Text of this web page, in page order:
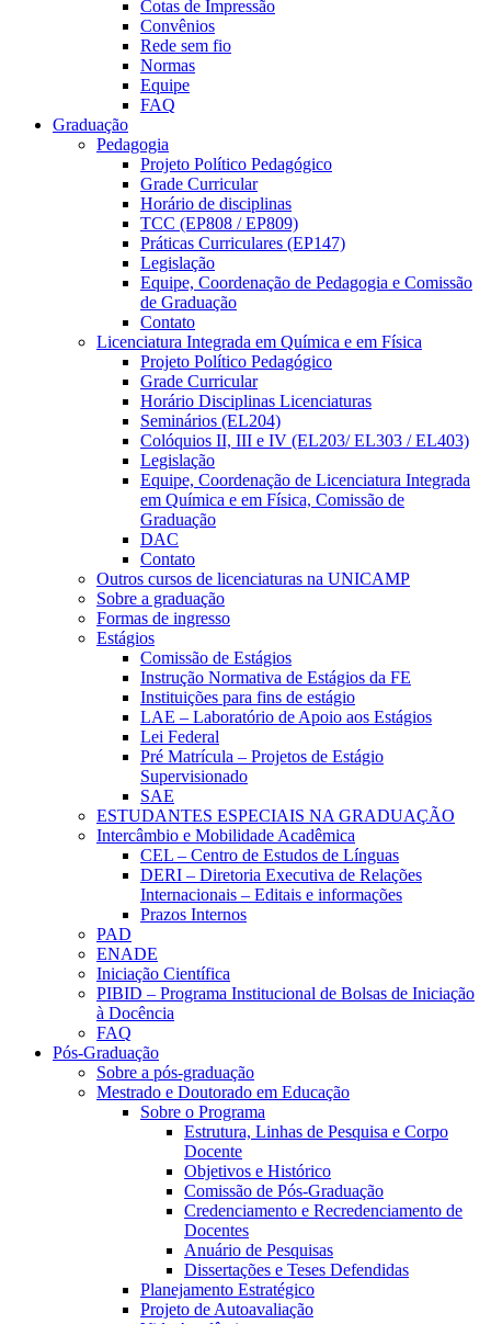
Cotas de Impressão
Convênios
Rede sem fio
Normas
Equipe
FAQ
Graduação
Pedagogia
Projeto Político Pedagógico
Grade Curricular
Horário de disciplinas
TCC (EP808 / EP809)
Práticas Curriculares (EP147)
Legislação
Equipe, Coordenação de Pedagogia e Comissão
de Graduação
Contato
Licenciatura Integrada em Química e em Física
Projeto Político Pedagógico
Grade Curricular
Horário Disciplinas Licenciaturas
Seminários (EL204)
Colóquios II, III e IV (EL203/ EL303 / EL403)
Legislação
Equipe, Coordenação de Licenciatura Integrada
em Química e em Física, Comissão de
Graduação
DAC
Contato
Outros cursos de licenciaturas na UNICAMP
Sobre a graduação
Formas de ingresso
Estágios
Comissão de Estágios
Instrução Normativa de Estágios da FE
Instituições para fins de estágio
LAE – Laboratório de Apoio aos Estágios
Lei Federal
Pré Matrícula – Projetos de Estágio
Supervisionado
SAE
ESTUDANTES ESPECIAIS NA GRADUAÇÃO
Intercâmbio e Mobilidade Acadêmica
CEL – Centro de Estudos de Línguas
DERI – Diretoria Executiva de Relações
Internacionais – Editais e informações
Prazos Internos
PAD
ENADE
Iniciação Científica
PIBID – Programa Institucional de Bolsas de Iniciação
à Docência
FAQ
Pós-Graduação
Sobre a pós-graduação
Mestrado e Doutorado em Educação
Sobre o Programa
Estrutura, Linhas de Pesquisa e Corpo
Docente
Objetivos e Histórico
Comissão de Pós-Graduação
Credenciamento e Recredenciamento de
Docentes
Anuário de Pesquisas
Dissertações e Teses Defendidas
Planejamento Estratégico
Projeto de Autoavaliação